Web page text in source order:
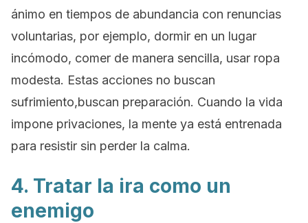
ánimo en tiempos de abundancia con renuncias
voluntarias, por ejemplo, dormir en un lugar
incómodo, comer de manera sencilla, usar ropa
modesta. Estas acciones no buscan
sufrimiento,buscan preparación. Cuando la vida
impone privaciones, la mente ya está entrenada
para resistir sin perder la calma.
4. Tratar la ira como un
enemigo